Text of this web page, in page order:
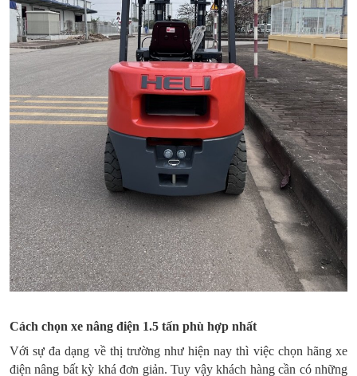
Cách chọn xe nâng điện 1.5 tấn phù hợp nhất
Với sự đa dạng về thị trường như hiện nay thì việc chọn hãng xe
điện nâng bất kỳ khá đơn giản. Tuy vậy khách hàng cần có những